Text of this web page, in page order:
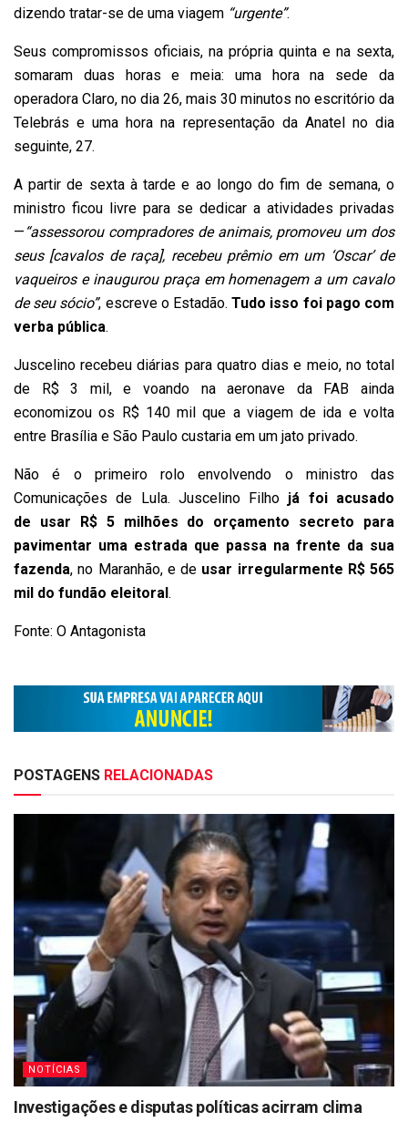
dizendo tratar-se de uma viagem “urgente”.
Seus compromissos oficiais, na própria quinta e na sexta,
somaram duas horas e meia: uma hora na sede da
operadora Claro, no dia 26, mais 30 minutos no escritório da
Telebrás e uma hora na representação da Anatel no dia
seguinte, 27.
A partir de sexta à tarde e ao longo do fim de semana, o
ministro ficou livre para se dedicar a atividades privadas
— “assessorou compradores de animais, promoveu um dos
seus [cavalos de raça], recebeu prêmio em um ‘Oscar’ de
vaqueiros e inaugurou praça em homenagem a um cavalo
de seu sócio”, escreve o Estadão.Tudo isso foi pago com
verba pública.
Juscelino recebeu diárias para quatro dias e meio, no total
de R$ 3 mil, e voando na aeronave da FAB ainda
economizou os R$ 140 mil que a viagem de ida e volta
entre Brasília e São Paulo custaria em um jato privado.
Não é o primeiro rolo envolvendo o ministro das
Comunicações de Lula. Juscelino Filho já foi acusado
de usar R$ 5 milhões do orçamento secreto para
pavimentar uma estrada que passa na frente da sua
fazenda, no Maranhão, e de usar irregularmente R$ 565
mil do fundão eleitoral.
Fonte: O Antagonista
POSTAGENS RELACIONADAS
NOTÍCIAS
Investigações e disputas políticas acirram clima